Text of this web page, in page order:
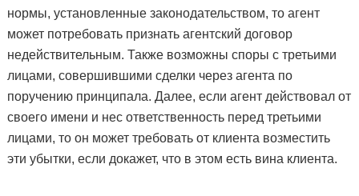
нормы, установленные законодательством, то агент
может потребовать признать агентский договор
недействительным. Также возможны споры с третьими
лицами, совершившими сделки через агента по
поручению принципала. Далее, если агент действовал от
своего имени и нес ответственность перед третьими
лицами, то он может требовать от клиента возместить
эти убытки, если докажет, что в этом есть вина клиента.